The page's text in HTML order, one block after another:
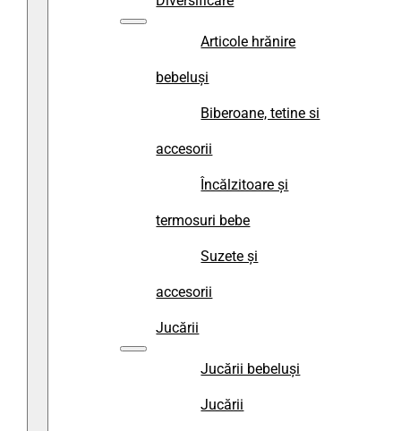
Articole hrănire
bebeluși
Biberoane, tetine si
accesorii
Încălzitoare și
termosuri bebe
Suzete și
accesorii
Jucării
Jucării bebeluși
Jucării